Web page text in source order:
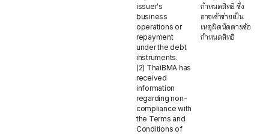
issuer's
business
operations or
repayment
under the debt
instruments.
(2) ThaiBMA has
received
information
regarding non-
compliance with
the Terms and
Conditions of
กำหนดสิทธิ ซึ่ง
อาจเข้าข่ายเป็น
เหตุผิดนัดตามข้อ
กำหนดสิทธิ